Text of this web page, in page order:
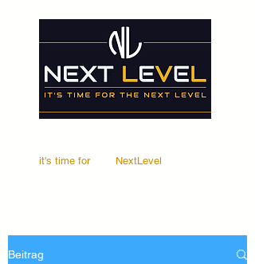
it's time for NextLevel
Beitrag